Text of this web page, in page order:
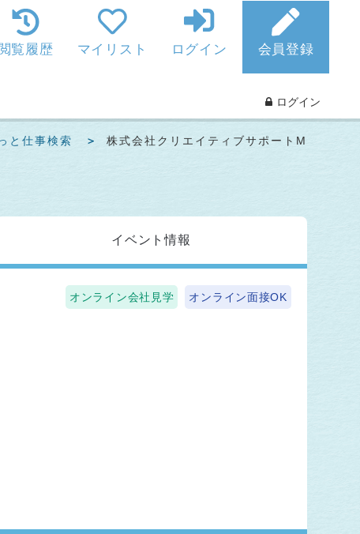
閲覧履歴 マイリスト ログイン 会員登録
ログイン
と仕事検索 株式会社クリエイティブサポートM
イベント情報
オンライン会社見学 オンライン面接OK